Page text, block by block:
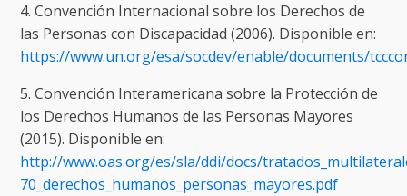
4. Convención Internacional sobre los Derechos de
las Personas con Discapacidad (2006). Disponible en:
https://www.un.org/esa/socdev/enable/documents/
5. Convención Interamericana sobre la Protección de
los Derechos Humanos de las Personas Mayores
(2015). Disponible en:
http://www.oas.org/es/sla/ddi/docs/
70_derechos_humanos_personas_mayores.pdf